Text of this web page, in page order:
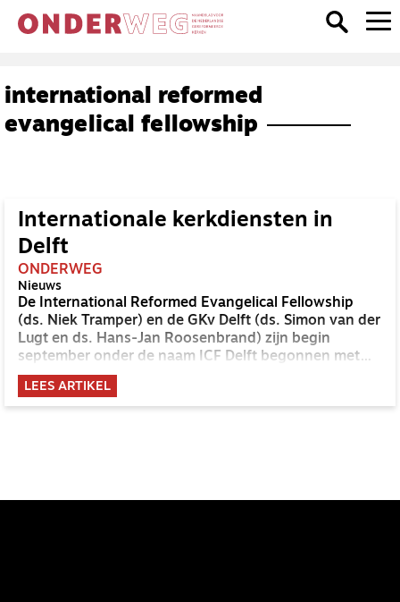
international reformed
evangelical fellowship
Internationale kerkdiensten in
Delft
ONDERWEG
Nieuws
De International Reformed Evangelical Fellowship
(ds. Niek Tramper) en de GKv Delft (ds. Simon van der
Lugt en ds. Hans-Jan Roosenbrand) zijn begin
september onder de naam ICF Delft begonnen met
gezamenlijke Engelstalige diensten, gericht op
internationale studenten,
LEES ARTIKEL